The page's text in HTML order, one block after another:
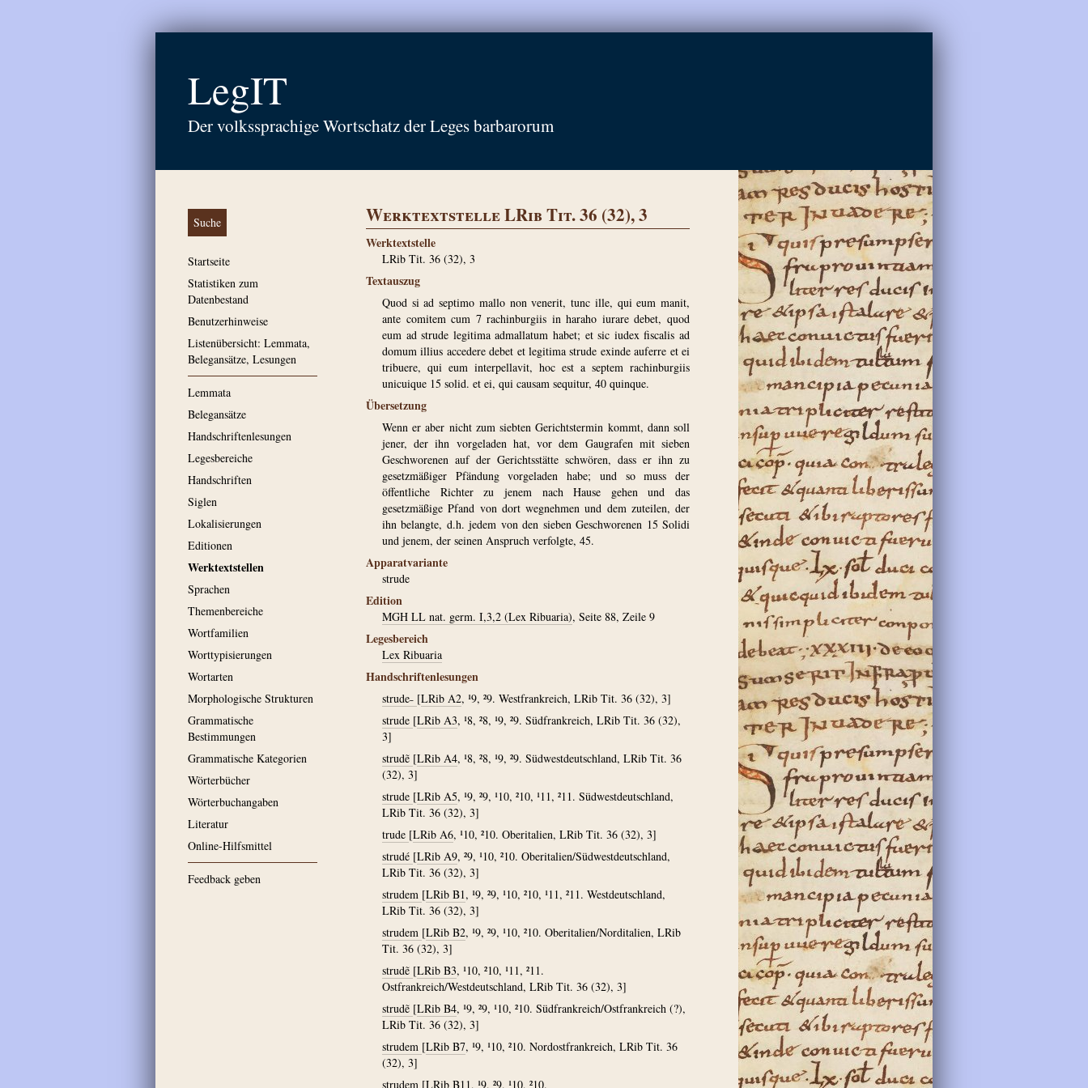
LegIT
Der volkssprachige Wortschatz der Leges barbarorum
Suche
Startseite
Statistiken zum
Datenbestand
Benutzerhinweise
Listenübersicht: Lemmata,
Belegansätze, Lesungen
Lemmata
Belegansätze
Handschriftenlesungen
Legesbereiche
Handschriften
Siglen
Lokalisierungen
Editionen
Werktextstellen
Sprachen
Themenbereiche
Wortfamilien
Worttypisierungen
Wortarten
Morphologische Strukturen
Grammatische
Bestimmungen
Grammatische Kategorien
Wörterbücher
Wörterbuchangaben
Literatur
Online-Hilfsmittel
Feedback geben
Werktextstelle LRib Tit. 36 (32), 3
Werktextstelle
LRib Tit. 36 (32), 3
Textauszug
Quod si ad septimo mallo non venerit, tunc ille, qui eum manit,
ante comitem cum 7 rachinburgiis in haraho iurare debet, quod
eum ad strude legitima admallatum habet; et sic iudex fiscalis ad
domum illius accedere debet et legitima strude exinde auferre et ei
tribuere, qui eum interpellavit, hoc est a septem rachinburgiis
unicuique 15 solid. et ei, qui causam sequitur, 40 quinque.
Übersetzung
Wenn er aber nicht zum siebten Gerichtstermin kommt, dann soll
jener, der ihn vorgeladen hat, vor dem Gaugrafen mit sieben
Geschworenen auf der Gerichtsstätte schwören, dass er ihn zu
gesetzmäßiger Pfändung vorgeladen habe; und so muss der
öffentliche Richter zu jenem nach Hause gehen und das
gesetzmäßige Pfand von dort wegnehmen und dem zuteilen, der
ihn belangte, d.h. jedem von den sieben Geschworenen 15 Solidi
und jenem, der seinen Anspruch verfolgte, 45.
Apparatvariante
strude
Edition
MGH LL nat. germ. I,3,2 (Lex Ribuaria), Seite 88, Zeile 9
Legesbereich
Lex Ribuaria
Handschriftenlesungen
strude˗ [LRib A2, ¹9, ²9. Westfrankreich, LRib Tit. 36 (32), 3]
strude [LRib A3, ¹8, ²8, ¹9, ²9. Südfrankreich, LRib Tit. 36 (32),
3]
strudẽ [LRib A4, ¹8, ²8, ¹9, ²9. Südwestdeutschland, LRib Tit. 36
(32), 3]
strude [LRib A5, ¹9, ²9, ¹10, ²10, ¹11, ²11. Südwestdeutschland,
LRib Tit. 36 (32), 3]
trude [LRib A6, ¹10, ²10. Oberitalien, LRib Tit. 36 (32), 3]
strudé [LRib A9, ²9, ¹10, ²10. Oberitalien/Südwestdeutschland,
LRib Tit. 36 (32), 3]
strudem [LRib B1, ¹9, ²9, ¹10, ²10, ¹11, ²11. Westdeutschland,
LRib Tit. 36 (32), 3]
strudem [LRib B2, ¹9, ²9, ¹10, ²10. Oberitalien/Norditalien, LRib
Tit. 36 (32), 3]
strudẽ [LRib B3, ¹10, ²10, ¹11, ²11.
Ostfrankreich/Westdeutschland, LRib Tit. 36 (32), 3]
strudẽ [LRib B4, ¹9, ²9, ¹10, ²10. Südfrankreich/Ostfrankreich (?),
LRib Tit. 36 (32), 3]
strudem [LRib B7, ¹9, ¹10, ²10. Nordostfrankreich, LRib Tit. 36
(32), 3]
strudem [LRib B11, ¹9, ²9, ¹10, ²10.